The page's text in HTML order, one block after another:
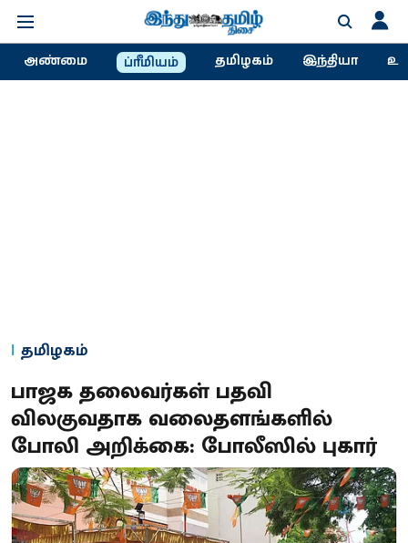
அண்மை ப்ரீமியம் தமிழகம் இந்தியா
தமிழகம்
பாஜக தலைவர்கள் பதவி
விலகுவதாக வலைதளங்களில்
போலி அறிக்கை: போலீஸில் புகார்